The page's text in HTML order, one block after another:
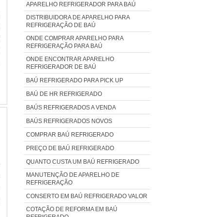
APARELHO REFRIGERADOR PARA BAÚ
DISTRIBUIDORA DE APARELHO PARA
REFRIGERAÇÃO DE BAÚ
ONDE COMPRAR APARELHO PARA
REFRIGERAÇÃO PARA BAÚ
ONDE ENCONTRAR APARELHO
REFRIGERADOR DE BAÚ
BAÚ REFRIGERADO PARA PICK UP
BAÚ DE HR REFRIGERADO
BAÚS REFRIGERADOS A VENDA
BAÚS REFRIGERADOS NOVOS
COMPRAR BAÚ REFRIGERADO
PREÇO DE BAÚ REFRIGERADO
QUANTO CUSTA UM BAÚ REFRIGERADO
MANUTENÇÃO DE APARELHO DE
REFRIGERAÇÃO
CONSERTO EM BAÚ REFRIGERADO VALOR
COTAÇÃO DE REFORMA EM BAÚ